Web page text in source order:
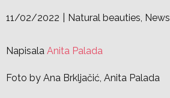
11/02/2022 Natural beauties, News
Napisala Anita Palada
Foto by Ana Brkljačić, Anita Palada